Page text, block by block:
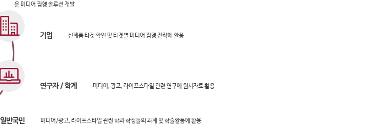
운 미디어 집행 솔루션 개발
기업 신제품 타겟 확인 및 타겟별 미디어 집행 전략에 활용
연구자 / 학계 미디어, 광고, 라이프스타일 관련 연구에 원시자료 활용
일반국민 미디어/광고, 라이프스타일 관련 학과 학생들의 과제 및 학술활동에 활용